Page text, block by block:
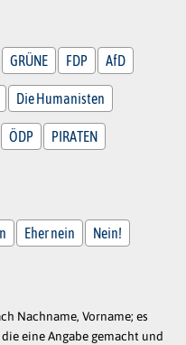
GRÜNE FDP AfD
Die Humanisten
ÖDP PIRATEN
Eher nein Nein!
Nachname, Vorname; es
eine Angabe gemacht und